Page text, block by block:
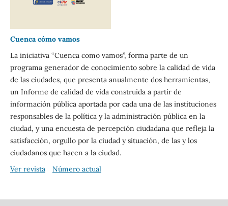
Cuenca cómo vamos
La iniciativa “Cuenca como vamos”, forma parte de un
programa generador de conocimiento sobre la calidad de vida
de las ciudades, que presenta anualmente dos herramientas,
un Informe de calidad de vida construida a partir de
información pública aportada por cada una de las instituciones
responsables de la política y la administración pública en la
ciudad, y una encuesta de percepción ciudadana que refleja la
satisfacción, orgullo por la ciudad y situación, de las y los
ciudadanos que hacen a la ciudad.
Ver revista
Número actual